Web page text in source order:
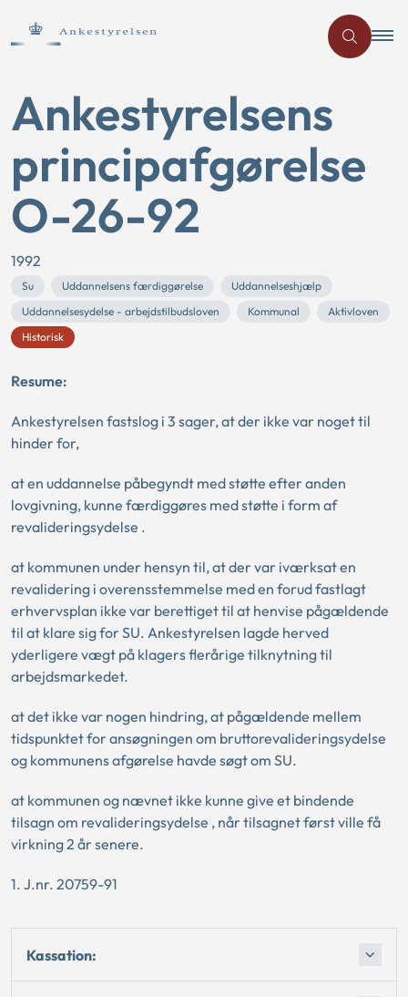
Ankestyrelsens
principafgørelse
O-26-92
1992
Su Uddannelsens færdiggørelse
Uddannelseshjælp
Uddannelsesydelse - arbejdstilbudsloven
Kommunal
Aktivloven
Historisk
Resume:
Ankestyrelsen fastslog i 3 sager, at der ikke var noget til
hinder for,
at en uddannelse påbegyndt med støtte efter anden
lovgivning, kunne færdiggøres med støtte i form af
revalideringsydelse .
at kommunen under hensyn til, at der var iværksat en
revalidering i overensstemmelse med en forud fastlagt
erhvervsplan ikke var berettiget til at henvise pågældende
til at klare sig for SU. Ankestyrelsen lagde herved
yderligere vægt på klagers flerårige tilknytning til
arbejdsmarkedet.
at det ikke var nogen hindring, at pågældende mellem
tidspunktet for ansøgningen om bruttorevalideringsydelse
og kommunens afgørelse havde søgt om SU.
at kommunen og nævnet ikke kunne give et bindende
tilsagn om revalideringsydelse , når tilsagnet først ville få
virkning 2 år senere.
1. J.nr. 20759-91
Kassation: